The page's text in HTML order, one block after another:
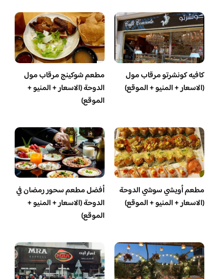
كافيه كونشرتو مرقاب مول
(الاسعار + المنيو + الموقع)
مطعم شوكينج مرقاب مول
الدوحة (الاسعار + المنيو +
الموقع)
مطعم أويشي سوشي الدوحة
(الاسعار + المنيو + الموقع)
أفضل مطعم سحور رمضان في
الدوحة (الاسعار + المنيو +
الموقع)